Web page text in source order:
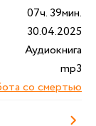
07ч. 39мин.
30.04.2025
Аудиокнига
mp3
со смертью